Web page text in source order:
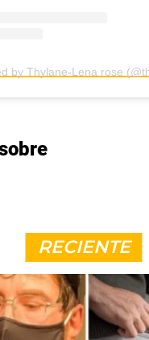
by Thylane-Lena rose
RECIENTE